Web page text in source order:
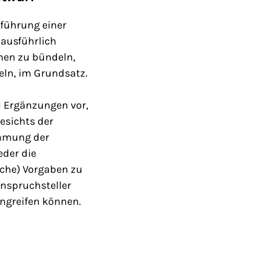
einer
zu bündeln,
im Grundsatz.
vor,
der
der
die
Vorgaben zu
können.